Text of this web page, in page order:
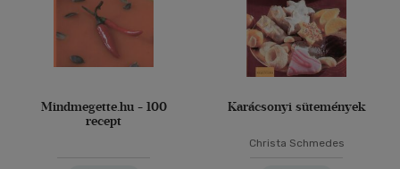
Mindmegette.hu - 100
recept
Karácsonyi sütemények
Christa Schmedes